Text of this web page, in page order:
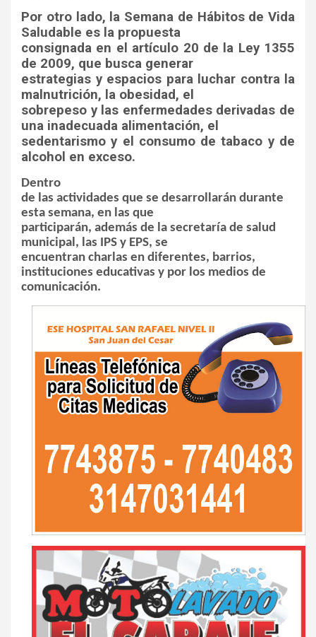
Por otro lado, la Semana de Hábitos de Vida
Saludable es la propuesta
consignada en el artículo 20 de la Ley 1355
de 2009, que busca generar
estrategias y espacios para luchar contra la
malnutrición, la obesidad, el
sobrepeso y las enfermedades derivadas de
una inadecuada alimentación, el
sedentarismo y el consumo de tabaco y de
alcohol en exceso.
Dentro
de las actividades que se desarrollarán durante
esta semana, en las que
participarán, además de la secretaría de salud
municipal, las IPS y EPS, se
encuentran charlas en diferentes, barrios,
instituciones educativas y por los medios de
comunicación.